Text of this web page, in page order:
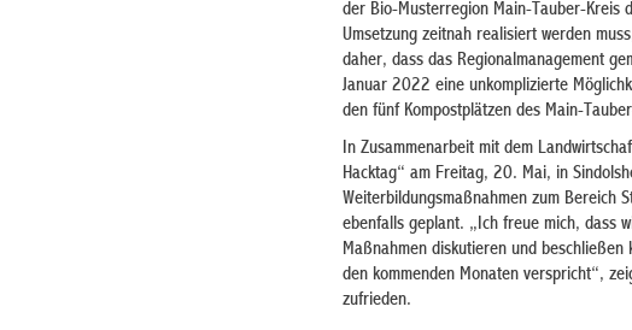
der Bio-Musterregion Main-Tauber-Kreis
Umsetzung zeitnah realisiert werden
daher, dass das Regionalmanagement
Januar 2022 eine unkomplizierte
den fünf Kompostplätzen des Main-
In Zusammenarbeit mit dem
Hacktag“ am Freitag, 20. Mai, in
Weiterbildungsmaßnahmen zum Bereich
ebenfalls geplant. „Ich freue mich, dass
Maßnahmen diskutieren und
den kommenden Monaten verspricht“,
zufrieden.